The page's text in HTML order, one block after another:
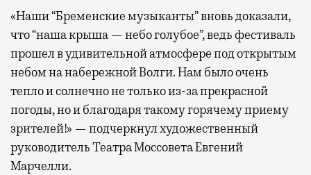
«Наши “Бременские музыканты” вновь доказали,
что “наша крыша — небо голубое”, ведь фестиваль
прошел в удивительной атмосфере под открытым
небом на набережной Волги. Нам было очень
тепло и солнечно не только из-за прекрасной
погоды, но и благодаря такому горячему приему
зрителей!» — подчеркнул художественный
руководитель Театра Моссовета Евгений
Марчелли.